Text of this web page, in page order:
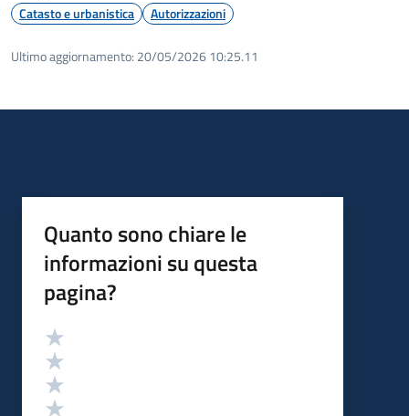
Catasto e urbanistica Autorizzazioni
Ultimo aggiornamento: 20/05/2026 10:25.11
Quanto sono chiare le
informazioni su questa
pagina?
Valutazione